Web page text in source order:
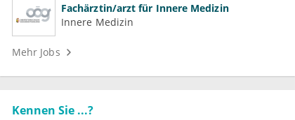
Fachärztin/arzt für Innere Medizin
Innere Medizin
Mehr Jobs
Kennen Sie ...?